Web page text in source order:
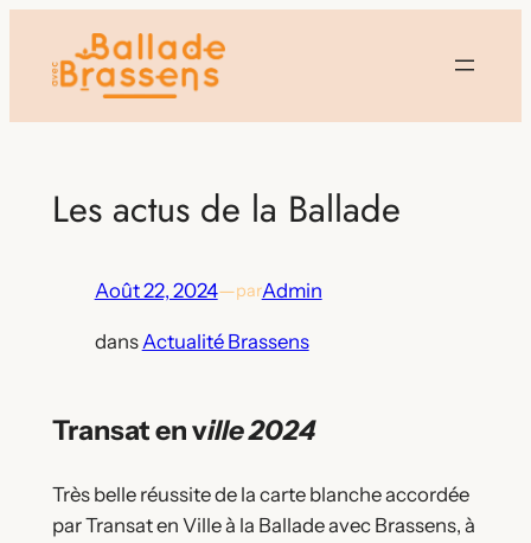
contenu
Les actus de la Ballade
Août 22, 2024—parAdmin
dans Actualité Brassens
Transat en ville 2024
Très belle réussite de la carte blanche accordée
par Transat en Ville à la Ballade avec Brassens, à